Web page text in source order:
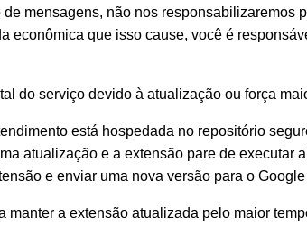
mensagens, não nos responsabilizaremos
econômica que isso cause, você é
do serviço devido à atualização ou força
está hospedada no repositório
atualização e a extensão pare de executar
e enviar uma nova versão para o
manter a extensão atualizada pelo maior